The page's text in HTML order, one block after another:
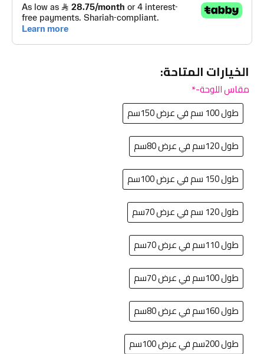
الخيارات المتاحة:
مقاس اللوحة-
طول 100 سم في عرض 150سم
طول 120سم في عرض 80سم
طول 150 سم في عرض 100سم
طول 120 سم في عرض 70سم
طول 110سم في عرض 70سم
طول 100سم في عرض 70سم
طول 160سم في عرض 80سم
طول 200سم في عرض 100سم